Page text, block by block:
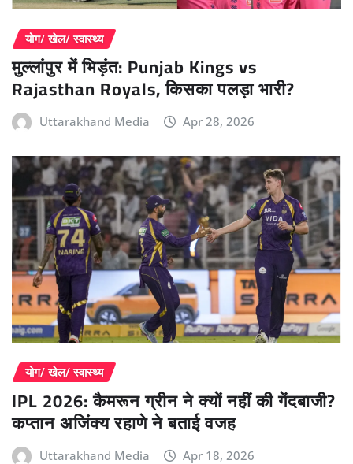
योग/ खेल/ स्वास्थ्य
मुल्लांपुर में भिड़ंत: Punjab Kings vs
Rajasthan Royals, किसका पलड़ा भारी?
Uttarakhand Media Apr 28, 2026
योग/ खेल/ स्वास्थ्य
IPL 2026: कैमरून ग्रीन ने क्यों नहीं की गेंदबाजी?
कप्तान अजिंक्य रहाणे ने बताई वजह
Uttarakhand Media Apr 18, 2026